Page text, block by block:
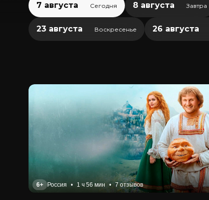
7 августа Сегодня 8 августа Завтра
23 августа Воскресенье 26 августа
6+ Россия • 1 ч 56 мин • 7 отзывов